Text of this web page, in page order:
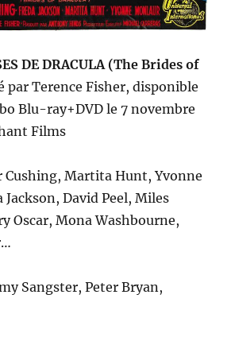
DE DRACULA (The Brides of
par Terence Fisher, disponible
Blu-ray+DVD le 7 novembre
Films
Cushing, Martita Hunt, Yvonne
David Peel, Miles
Oscar, Mona Washbourne,
Sangster, Peter Bryan,